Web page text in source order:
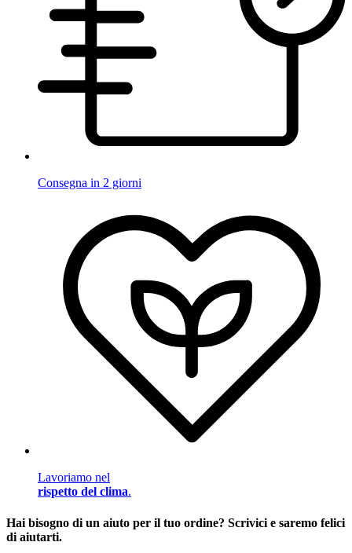
Consegna in 2 giorni
Lavoriamo nel
rispetto del clima.
Hai bisogno di un aiuto per il tuo ordine? Scrivici e saremo felici
di aiutarti.